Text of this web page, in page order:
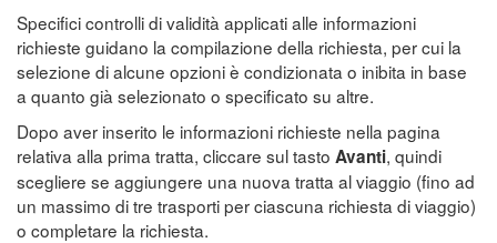
Specifici controlli di validità applicati alle informazioni
richieste guidano la compilazione della richiesta, per cui la
selezione di alcune opzioni è condizionata o inibita in base
a quanto già selezionato o specificato su altre.
Dopo aver inserito le informazioni richieste nella pagina
relativa alla prima tratta, cliccare sul tasto Avanti, quindi
scegliere se aggiungere una nuova tratta al viaggio (fino ad
un massimo di tre trasporti per ciascuna richiesta di viaggio)
o completare la richiesta.